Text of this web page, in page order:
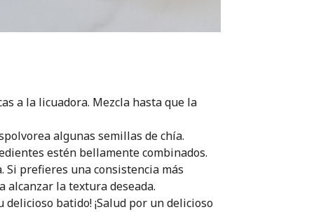
a la licuadora. Mezcla hasta que la
algunas semillas de chía.
estén bellamente combinados.
prefieres una consistencia más
alcanzar la textura deseada.
batido! ¡Salud por un delicioso